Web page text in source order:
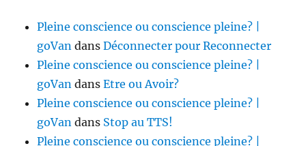
Pleine conscience ou conscience pleine? |
goVan dansDéconnecter pour Reconnecter
Pleine conscience ou conscience pleine? |
goVan dansEtre ou Avoir?
Pleine conscience ou conscience pleine? |
goVan dans Stop au TTS!
Pleine conscience ou conscience pleine? |